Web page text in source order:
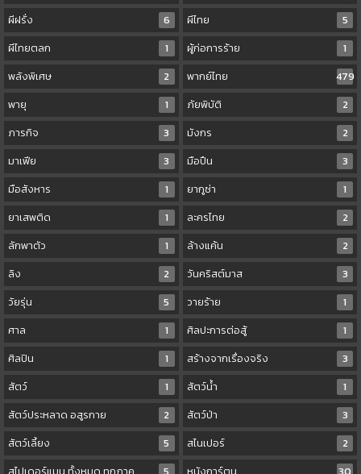
ผีฝรั่ง
6 ผีไทย
5
ผีไทยตลก
1 ผู้ก่อการร้าย
1
พลังพิเศษ
2 พากย์ไทย
479
พายุ
1 ภัยพิบัติ
2
ภารกิจ
3 มังกร
2
มาเฟีย
3 มือปืน
3
มือสังหาร
1 ยากูซ่า
1
ยาเสพติด
1 ละครไทย
2
ลักพาตัว
1 ล้างแค้น
2
ลิง
2 วันคริสต์มาส
3
วัยรุ่น
5 วายร้าย
1
ศาล
1 ศิลปะการต่อสู้
1
ศิลปิน
1 สร้างจากเรื่องจริง
3
สัตว์
1 สัตว์น้ำ
1
สัตว์ประหลาด อสูรกาย
2 สัตว์ป่า
3
สัตว์เลี้ยง
5 สไนเปอร์
2